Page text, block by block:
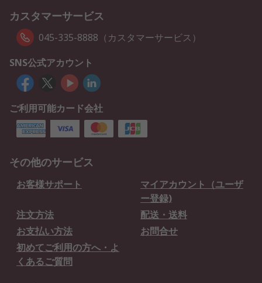
カスタマーサービス
045-335-8888（カスタマーサービス）
SNS公式アカウント
ご利用可能カード会社
その他のサービス
お客様サポート
マイアカウント（ユーザ
ー登録)
注文方法
配送・送料
お支払い方法
お問合せ
初めてご利用の方へ・よ
くあるご質問